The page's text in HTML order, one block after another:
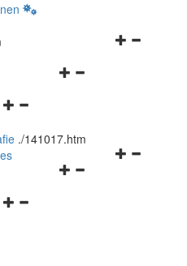
Navigationsmenü
Navigationsmenü
und
schließen
./141017.htm
Navigationsmenü
Navigationsmenü